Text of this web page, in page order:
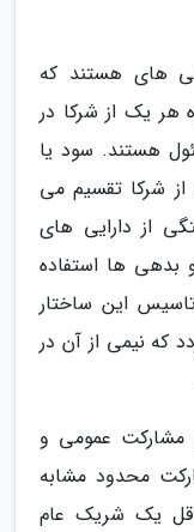
های هستند که
هر یک از شرکا در
هستند. سود یا
شرکا تقسیم می
از دارایی های
بدهی ها استفاده
این ساختار
که نیمی از آن در
مشارکت عمومی و
محدود مشابه
یک شریک عام